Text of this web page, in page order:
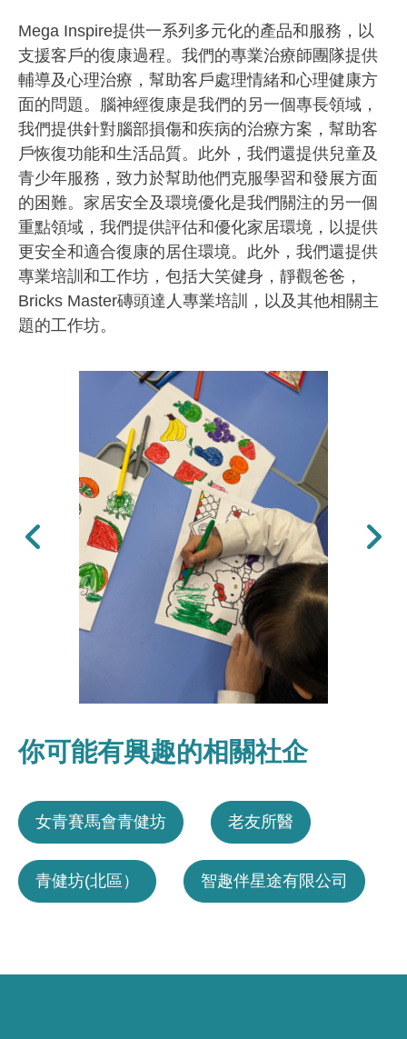
Mega Inspire提供一系列多元化的產品和服務，以
支援客戶的復康過程。我們的專業治療師團隊提供
輔導及心理治療，幫助客戶處理情緒和心理健康方
面的問題。腦神經復康是我們的另一個專長領域，
我們提供針對腦部損傷和疾病的治療方案，幫助客
戶恢復功能和生活品質。此外，我們還提供兒童及
青少年服務，致力於幫助他們克服學習和發展方面
的困難。家居安全及環境優化是我們關注的另一個
重點領域，我們提供評估和優化家居環境，以提供
更安全和適合復康的居住環境。此外，我們還提供
專業培訓和工作坊，包括大笑健身，靜觀爸爸，
Bricks Master磚頭達人專業培訓，以及其他相關主
題的工作坊。
上一張 下一張
你可能有興趣的相關社企
女青賽馬會青健坊 老友所醫
青健坊(北區） 智趣伴星途有限公司